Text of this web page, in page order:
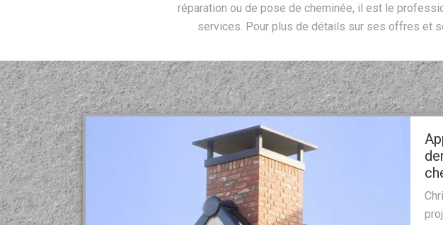
réparation ou de pose de cheminée, il est le
services. Pour plus de détails sur ses offres et